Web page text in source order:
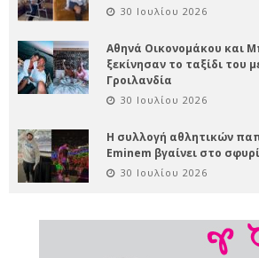
30 Ιουλίου 2026
Αθηνά Οικονομάκου και
ξεκίνησαν το ταξίδι του
Γροιλανδία
30 Ιουλίου 2026
Η συλλογή αθλητικών
Eminem βγαίνει στο
30 Ιουλίου 2026